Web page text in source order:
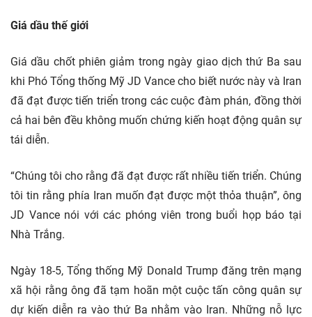
Giá dầu thế giới
Giá dầu chốt phiên giảm trong ngày giao dịch thứ Ba sau
khi Phó Tổng thống Mỹ JD Vance cho biết nước này và Iran
đã đạt được tiến triển trong các cuộc đàm phán, đồng thời
cả hai bên đều không muốn chứng kiến hoạt động quân sự
tái diễn.
“Chúng tôi cho rằng đã đạt được rất nhiều tiến triển. Chúng
tôi tin rằng phía Iran muốn đạt được một thỏa thuận”, ông
JD Vance nói với các phóng viên trong buổi họp báo tại
Nhà Trắng.
Ngày 18-5, Tổng thống Mỹ Donald Trump đăng trên mạng
xã hội rằng ông đã tạm hoãn một cuộc tấn công quân sự
dự kiến diễn ra vào thứ Ba nhằm vào Iran. Những nỗ lực